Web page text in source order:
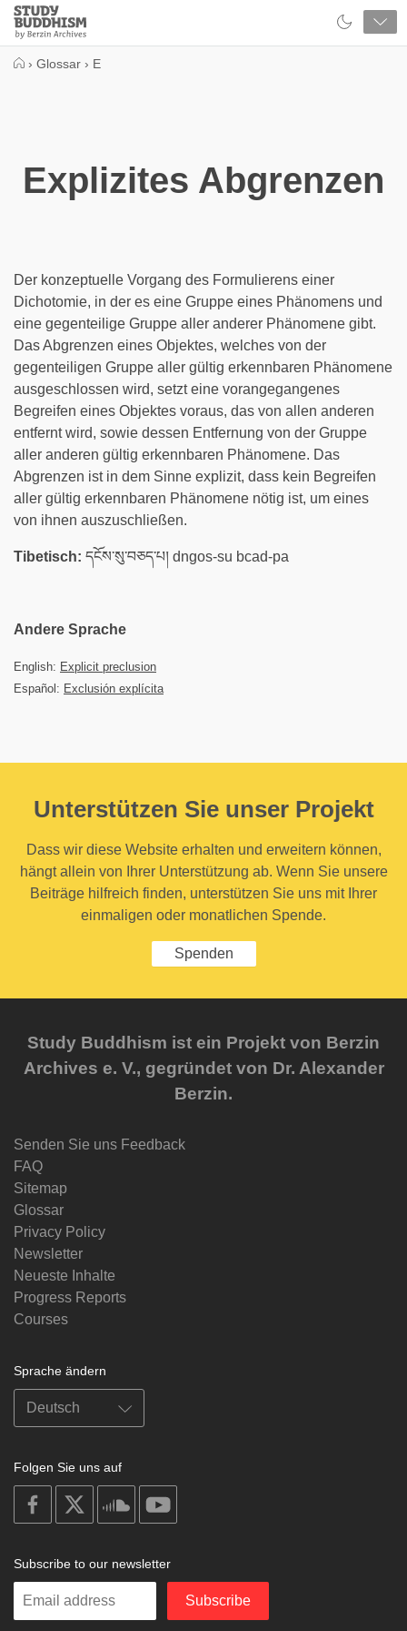
Close
Study
Buddhism
› Glossar › E
Explizites Abgrenzen
Der konzeptuelle Vorgang des Formulierens einer
Dichotomie, in der es eine Gruppe eines Phänomens und
eine gegenteilige Gruppe aller anderer Phänomene gibt.
Das Abgrenzen eines Objektes, welches von der
gegenteiligen Gruppe aller gültig erkennbaren Phänomene
ausgeschlossen wird, setzt eine vorangegangenes
Begreifen eines Objektes voraus, das von allen anderen
entfernt wird, sowie dessen Entfernung von der Gruppe
aller anderen gültig erkennbaren Phänomene. Das
Abgrenzen ist in dem Sinne explizit, dass kein Begreifen
aller gültig erkennbaren Phänomene nötig ist, um eines
von ihnen auszuschließen.
Tibetisch: དངོས་སུ་བཅད་པ། dngos-su bcad-pa
Andere Sprache
English: Explicit preclusion
Español: Exclusión explícita
Unterstützen Sie unser Projekt
Dass wir diese Website erhalten und erweitern können,
hängt allein von Ihrer Unterstützung ab. Wenn Sie unsere
Beiträge hilfreich finden, unterstützen Sie uns mit Ihrer
einmaligen oder monatlichen Spende.
Spenden
Study Buddhism ist ein Projekt von Berzin
Archives e. V., gegründet von Dr. Alexander
Berzin.
Senden Sie uns Feedback
FAQ
Sitemap
Glossar
Privacy Policy
Newsletter
Neueste Inhalte
Progress Reports
Courses
Sprache ändern
Folgen Sie uns auf
on
facebook
soundcloud
Subscribe to our newsletter
Enter
Subscribe